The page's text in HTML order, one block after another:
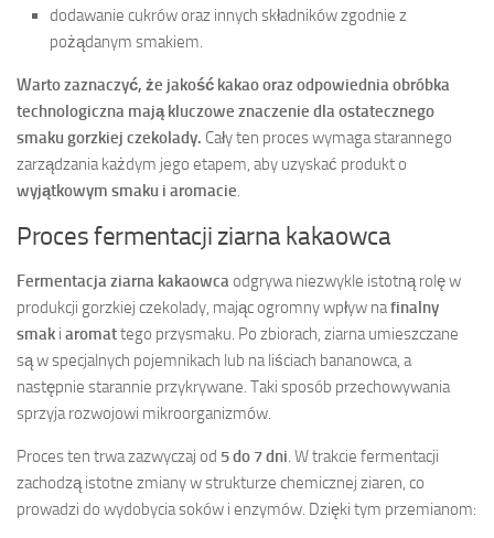
dodawanie cukrów oraz innych składników zgodnie z
pożądanym smakiem.
Warto zaznaczyć, że jakość kakao oraz odpowiednia obróbka
technologiczna mają kluczowe znaczenie dla ostatecznego
smaku gorzkiej czekolady. Cały ten proces wymaga starannego
zarządzania każdym jego etapem, aby uzyskać produkt o
wyjątkowym smaku i aromacie
Proces fermentacji ziarna kakaowca
Fermentacja ziarna kakaowca odgrywa niezwykle istotną rolę w
produkcji gorzkiej czekolady, mając ogromny wpływ nafinalny
smak i aromattego przysmaku. Po zbiorach, ziarna umieszczane
są w specjalnych pojemnikach lub na liściach bananowca, a
następnie starannie przykrywane. Taki sposób przechowywania
sprzyja rozwojowi mikroorganizmów.
Proces ten trwa zazwyczaj od 5 do 7 dni . W trakcie fermentacji
zachodzą istotne zmiany w strukturze chemicznej ziaren, co
prowadzi do wydobycia soków i enzymów. Dzięki tym przemianom: